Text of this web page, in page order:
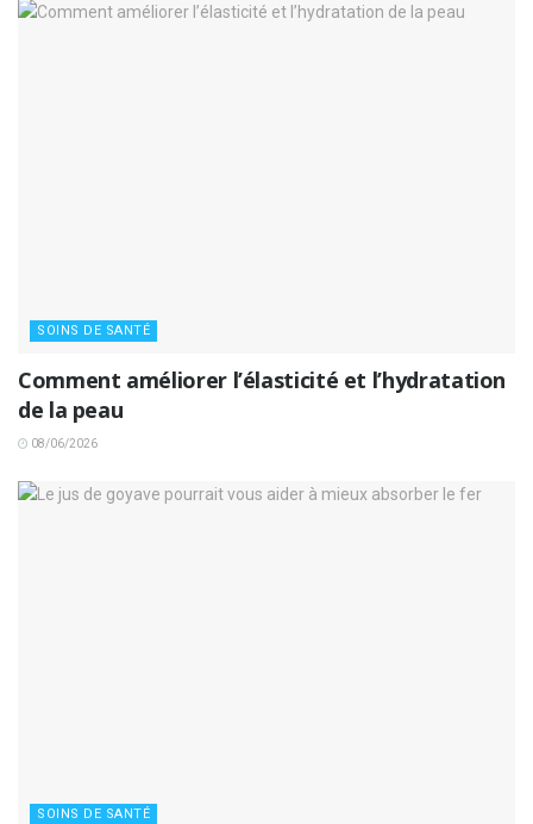
SOINS DE SANTÉ
Comment améliorer l’élasticité et l’hydratation
de la peau
08/06/2026
SOINS DE SANTÉ